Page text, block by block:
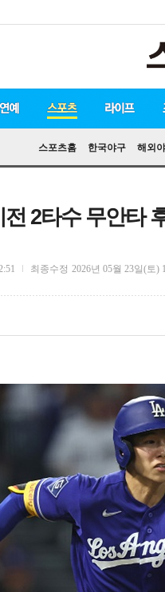
연예 스포츠
스포츠홈 한국야구 해외
라이프
전 2타수 무안타
최종수정 2026년 05월 23일(토)